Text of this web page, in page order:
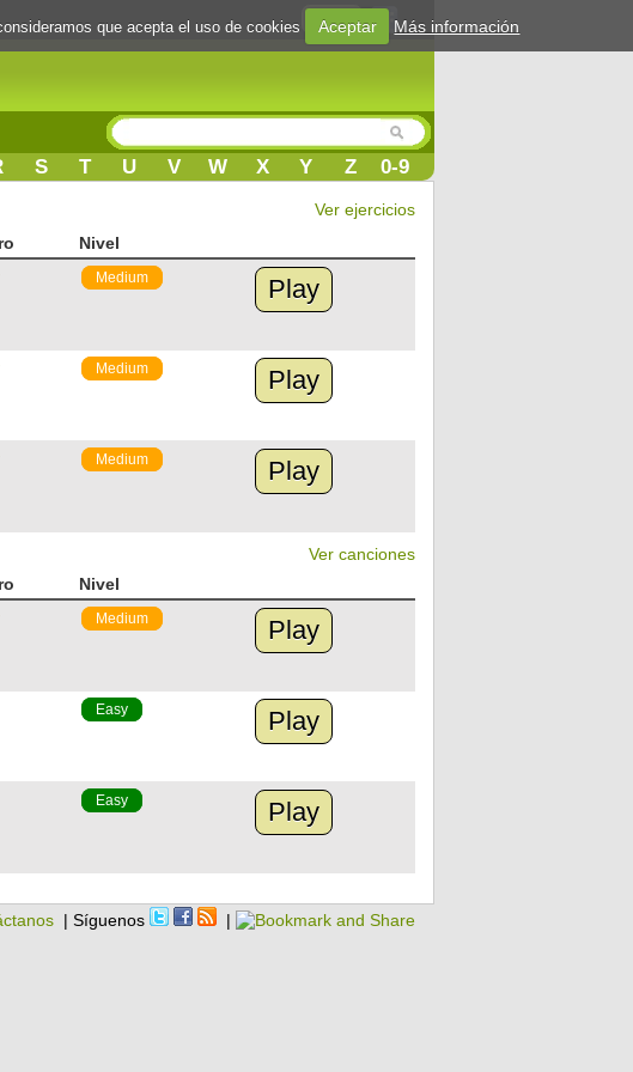
Login
S T U V W X Y Z 0-9
Ver ejercicios
Nivel
Medium Play
Medium Play
Medium Play
Ver canciones
Nivel
Medium Play
Easy Play
Easy Play
| Síguenos |
que acepta el uso de cookies Aceptar Más información